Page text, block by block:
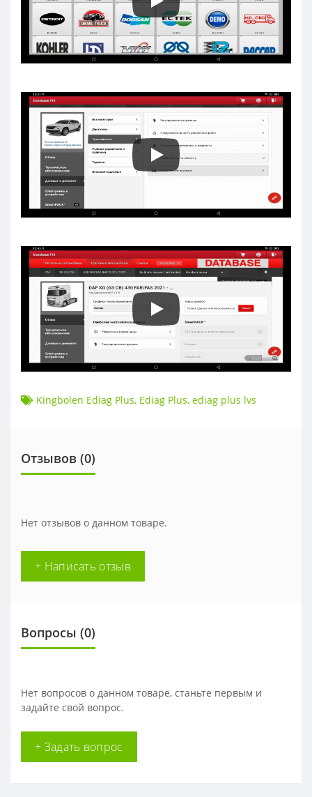
Kingbolen Ediag Plus, Ediag Plus, ediag plus lvs
Отзывов (0)
Нет отзывов о данном товаре.
+ Написать отзыв
Вопросы (0)
Нет вопросов о данном товаре, станьте первым и
задайте свой вопрос.
+ Задать вопрос